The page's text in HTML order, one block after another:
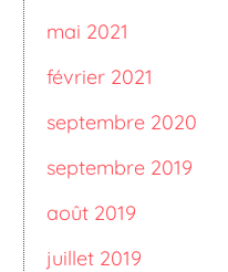
mai 2021
février 2021
septembre 2020
septembre 2019
août 2019
juillet 2019